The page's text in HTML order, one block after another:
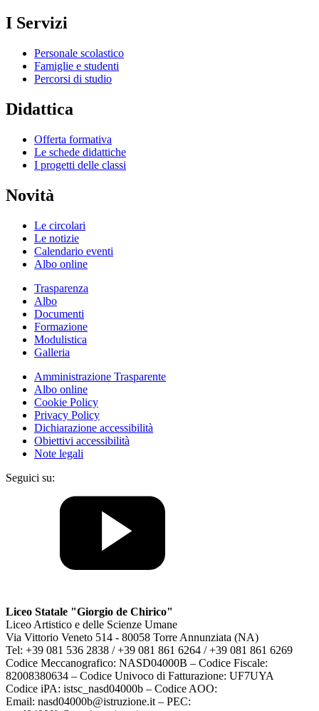
I Servizi
Personale scolastico
Famiglie e studenti
Percorsi di studio
Didattica
Offerta formativa
Le schede didattiche
I progetti delle classi
Novità
Le circolari
Le notizie
Calendario eventi
Albo online
Trasparenza
Albo
Documenti
Formazione
Modulistica
Galleria
Amministrazione Trasparente
Albo online
Cookie Policy
Privacy Policy
Dichiarazione accessibilità
Obiettivi accessibilità
Note legali
Seguici su:
Liceo Statale "Giorgio de Chirico"
Liceo Artistico e delle Scienze Umane
Via Vittorio Veneto 514 - 80058 Torre Annunziata (NA)
Tel: +39 081 536 2838 / +39 081 861 6264 / +39 081 861 6269
Codice Meccanografico: NASD04000B – Codice Fiscale:
82008380634 – Codice Univoco di Fatturazione: UF7UYA
Codice iPA: istsc_nasd04000b – Codice AOO:
Email: nasd04000b@istruzione.it – PEC: